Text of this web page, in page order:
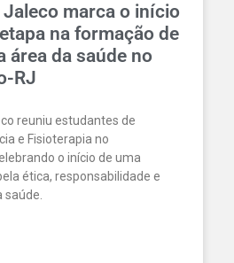
marca o início
na formação de
área da saúde no
RJ
reuniu estudantes de
e Fisioterapia no
o início de uma
ética, responsabilidade e